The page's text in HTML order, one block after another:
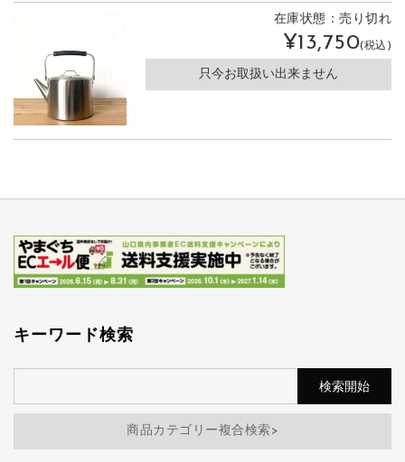
在庫状態：売り切れ
¥13,750(税込)
只今お取扱い出来ません
キーワード検索
商品カテゴリー複合検索>